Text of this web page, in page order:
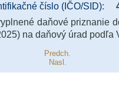
číslo (IČO/SID):
daňové priznanie
na daňový úrad podľa
Predch.
Nasl.